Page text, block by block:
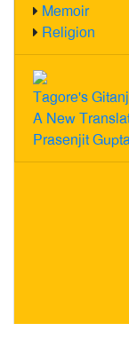
Memoir
Religion
Tagore's
A New
Prasenjit